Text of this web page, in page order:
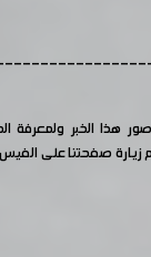
هذا الخبر ولمعرفة
زيارة صفحتنا على